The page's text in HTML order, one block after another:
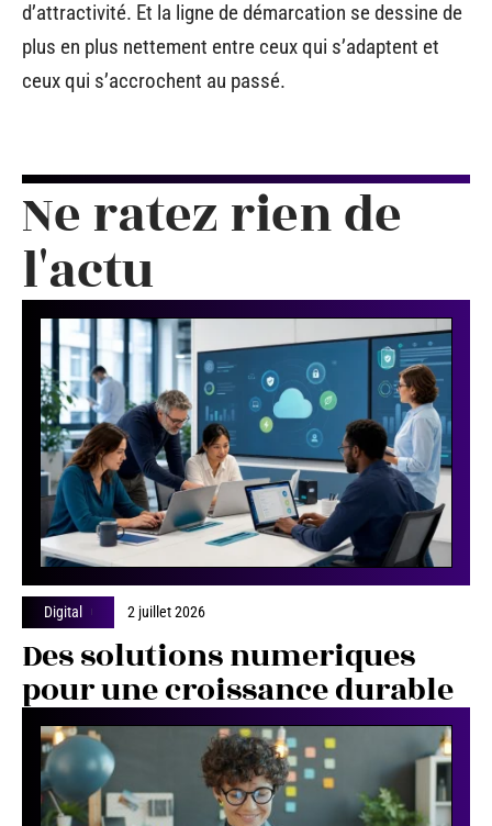
d’attractivité. Et la ligne de démarcation se dessine de
plus en plus nettement entre ceux qui s’adaptent et
ceux qui s’accrochent au passé.
Ne ratez rien de
l'actu
Digital 2 juillet 2026
Des solutions numeriques
pour une croissance durable